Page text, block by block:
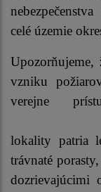
celé územie
vzniku
verejne
Medzi
lokality patria
trávnaté
dozrievajúcimi